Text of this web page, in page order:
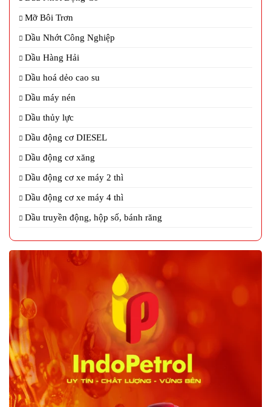
Mỡ Bôi Trơn
Dầu Nhớt Công Nghiệp
Dầu Hàng Hải
Dầu hoá dẻo cao su
Dầu máy nén
Dầu thủy lực
Dầu động cơ DIESEL
Dầu động cơ xăng
Dầu động cơ xe máy 2 thì
Dầu động cơ xe máy 4 thì
Dầu truyền động, hộp số, bánh răng